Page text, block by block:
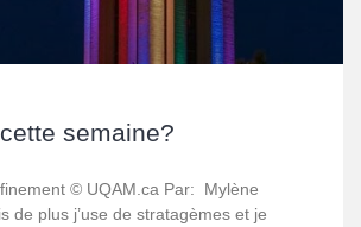
semaine?
© UQAM.ca Par: Mylène
de plus j’use de stratagèmes et je